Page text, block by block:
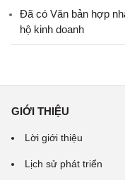
Đã có Văn bản hợp
hộ kinh doanh
GIỚI THIỆU
Lời giới thiệu
Lịch sử phát triển